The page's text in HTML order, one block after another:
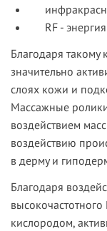
RF - энергия
Благодаря
значительно
слоях кожи и
Массажные
воздействием
воздействию
в дерму и
Благодаря
кислородом,